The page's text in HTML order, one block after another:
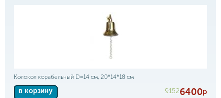
Колокол корабельный D=14 см, 20*14*18 см
в корзину 91526400р